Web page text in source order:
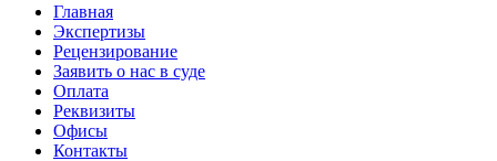
Главная
Экспертизы
Рецензирование
Заявить о нас в суде
Оплата
Реквизиты
Офисы
Контакты